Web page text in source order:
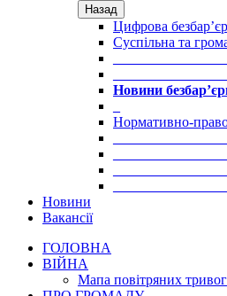
Назад
Цифрова
Суспільна та
Новини
Нормативно-
Новини
Вакансії
ГОЛОВНА
ВІЙНА
Мапа повітряних тривог